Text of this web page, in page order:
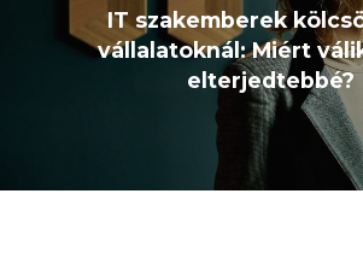
IT szakemberek
vállalatoknál: Miért
elterjedtebbé?